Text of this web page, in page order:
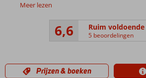
Meer lezen
6,6 Ruim voldoende
5 beoordelingen
Prijzen & boeken